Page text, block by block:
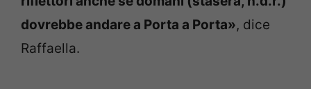
dovrebbe andare a Porta a Porta», dice
Raffaella.